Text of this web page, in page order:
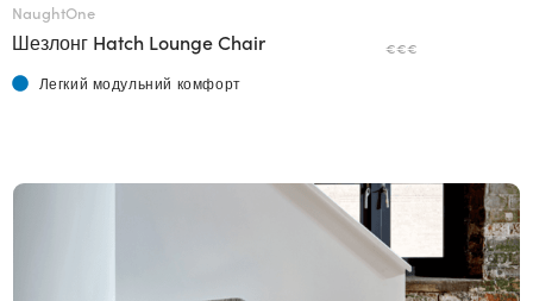
NaughtOne
Шезлонг Hatch Lounge Chair €€€
Легкий модульний комфорт